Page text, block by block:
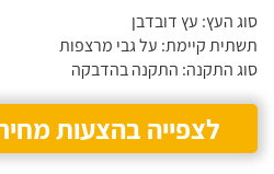
סוג העץ: עץ דובדבן
תשתית קיימת: על גבי מרצפות
סוג התקנה: התקנה בהדבקה
לצפייה בהצעות